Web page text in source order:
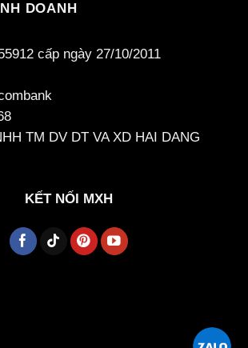
DOANH
cấp ngày 27/10/2011
TM DV DT VA XD HAI DANG
KẾT NỐI MXH